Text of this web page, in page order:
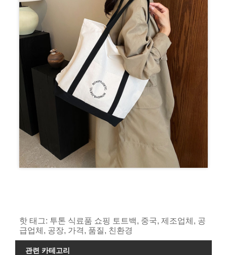
핫 태그: 투톤 식료품 쇼핑 토트백, 중국, 제조업체, 공
급업체, 공장, 가격, 품질, 친환경
관련 카테고리